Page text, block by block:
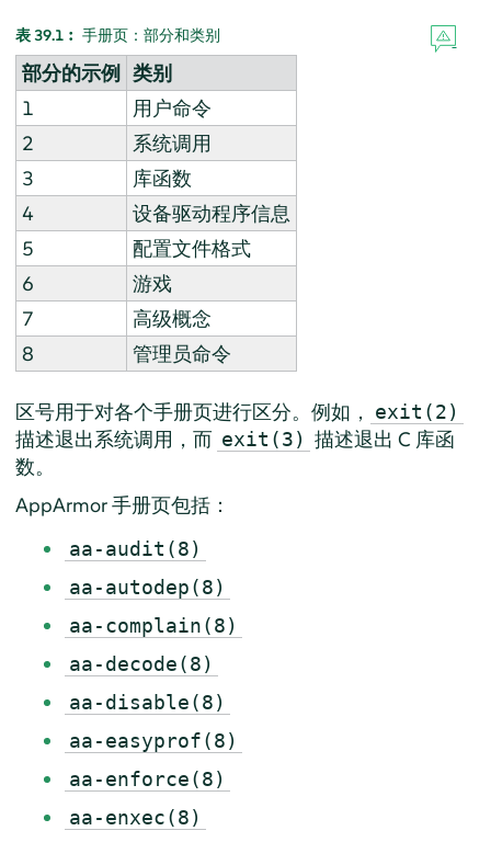
表 39.1︰ 手册页：部分和类别
部分的示例 类别
1
用户命令
2
系统调用
3
库函数
4
设备驱动程序信息
5
配置文件格式
6
游戏
7
高级概念
8
管理员命令
区号用于对各个手册页进行区分。例如， exit(2)
描述退出系统调用，而 exit(3) 描述退出 C 库函
数。
AppArmor手册页包括：
aa-audit(8)
aa-autodep(8)
aa-complain(8)
aa-decode(8)
aa-disable(8)
aa-easyprof(8)
aa-enforce(8)
aa-enxec(8)